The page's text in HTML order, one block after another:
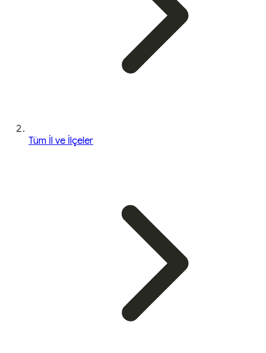
Tüm İl ve İlçeler